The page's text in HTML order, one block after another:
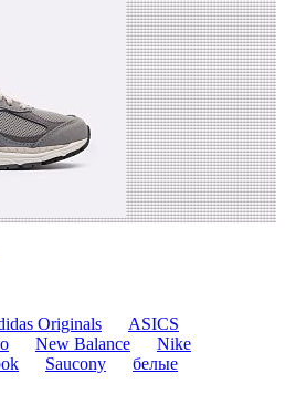
Originals
ASICS
New Balance
Nike
Saucony
белые